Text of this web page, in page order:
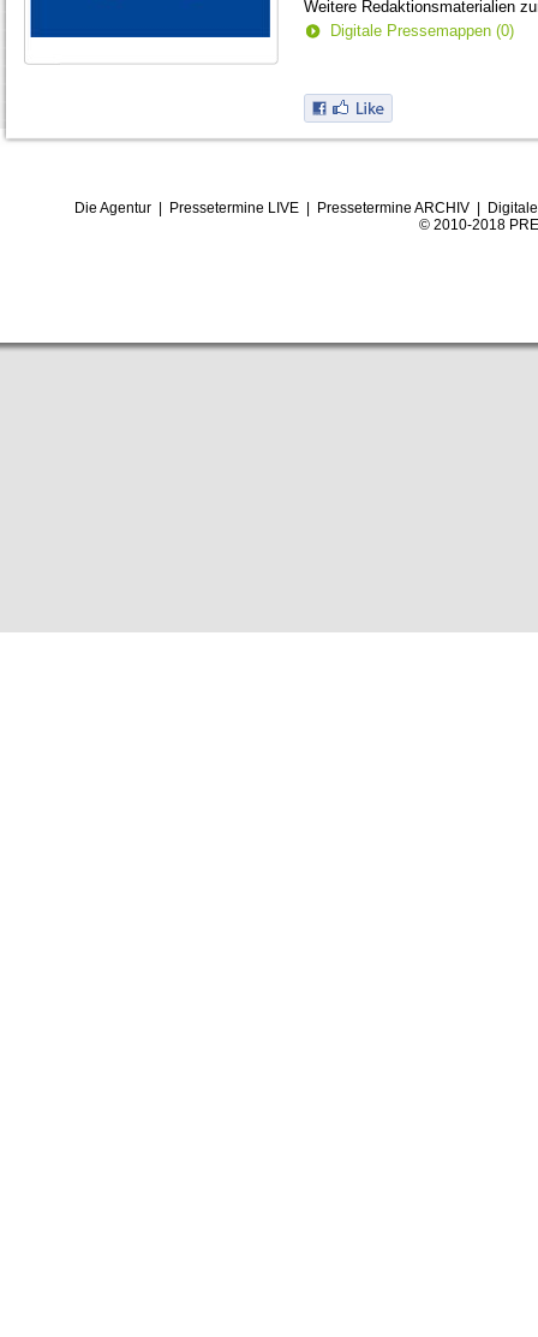
Weitere Redaktionsmaterialien
Digitale Pressemappen (0)
Die Agentur| Pressetermine LIVE| Pressetermine ARCHIV|
© 2010-2018